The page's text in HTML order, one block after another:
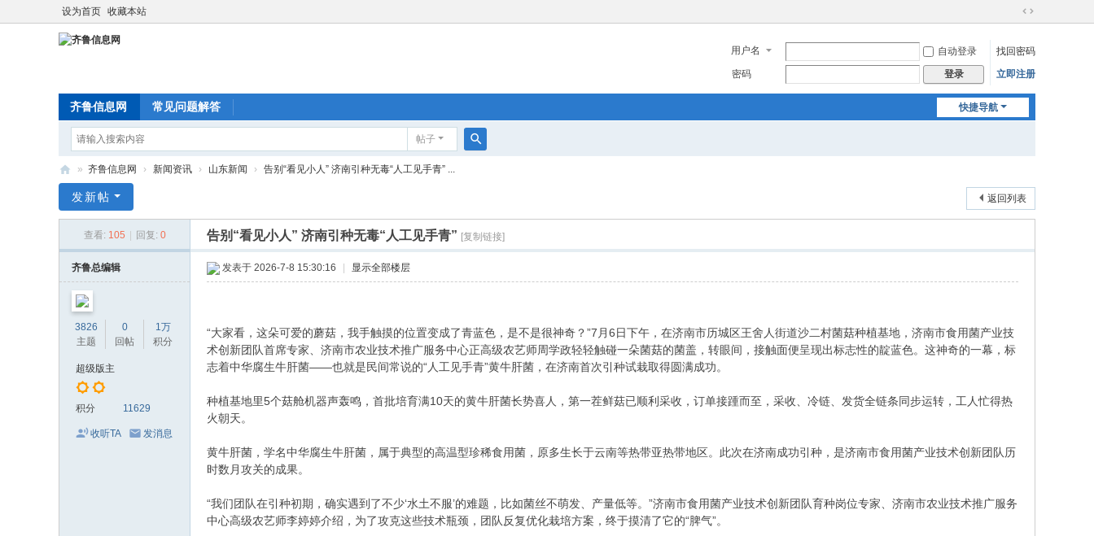
设为首页 收藏本站
切
到
宽
用户名 自动登录
找回密码
密码
登录 立即注册
快捷导航
齐鲁信息网 常见问题解答
帖子
鲁
» 齐鲁信息网 › 新闻资讯 › 山东新闻 › 告别“看见小人” 济南引种无毒“人工见手青” ...
返回列表
发新帖
查看: 105 回复: 0 告别“看见小人” 济南引种无毒“人工见手青” [复制链接]
齐鲁总编辑
3826
主题
0
回帖
1万
积分
超级版主
积分 11629
收听TA 发消息
发表于 2026-7-8 15:30:16 显示全部楼层
“大家看，这朵可爱的蘑菇，我手触摸的位置变成了青蓝色，是不是很神奇？”7月6日下午，在济南市历城区王舍人街道沙二村菌菇种植基地，济南市食用菌产业技
术创新团队首席专家、济南市农业技术推广服务中心正高级农艺师周学政轻轻触碰一朵菌菇的菌盖，转眼间，接触面便呈现出标志性的靛蓝色。这神奇的一幕，标
志着中华腐生牛肝菌——也就是民间常说的“人工见手青”黄牛肝菌，在济南首次引种试栽取得圆满成功。
种植基地里5个菇舱机器声轰鸣，首批培育满10天的黄牛肝菌长势喜人，第一茬鲜菇已顺利采收，订单接踵而至，采收、冷链、发货全链条同步运转，工人忙得热
火朝天。
黄牛肝菌，学名中华腐生牛肝菌，属于典型的高温型珍稀食用菌，原多生长于云南等热带亚热带地区。此次在济南成功引种，是济南市食用菌产业技术创新团队历
时数月攻关的成果。
“我们团队在引种初期，确实遇到了不少‘水土不服’的难题，比如菌丝不萌发、产量低等。”济南市食用菌产业技术创新团队育种岗位专家、济南市农业技术推广服务
中心高级农艺师李婷婷介绍，为了攻克这些技术瓶颈，团队反复优化栽培方案，终于摸清了它的“脾气”。